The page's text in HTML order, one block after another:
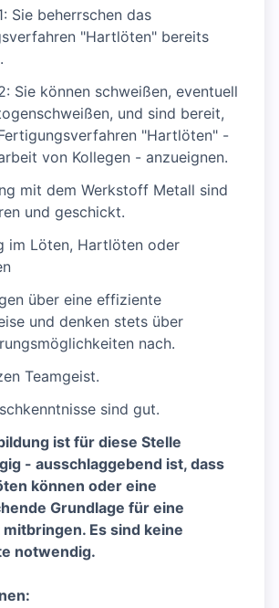
Sie beherrschen das
"Hartlöten" bereits
Sie können schweißen, eventuell
und sind bereit,
"Hartlöten" -
von Kollegen - anzueignen.
mit dem Werkstoff Metall sind
und geschickt.
im Löten, Hartlöten oder
über eine effiziente
und denken stets über
nach.
Teamgeist.
sind gut.
ist für diese Stelle
- ausschlaggebend ist, dass
können oder eine
Grundlage für eine
Es sind keine
notwendig.